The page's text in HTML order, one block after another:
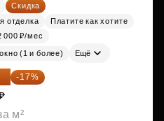
Скидка
отделка
Платите как хотите
000 ₽/мес
(1 и более) Ещё
₽ -17%
м²